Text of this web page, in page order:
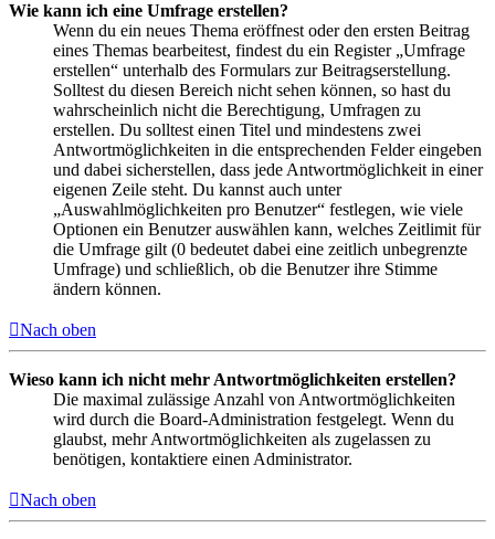
Wie kann ich eine Umfrage erstellen?
Wenn du ein neues Thema eröffnest oder den ersten Beitrag
eines Themas bearbeitest, findest du ein Register „Umfrage
erstellen“ unterhalb des Formulars zur Beitragserstellung.
Solltest du diesen Bereich nicht sehen können, so hast du
wahrscheinlich nicht die Berechtigung, Umfragen zu
erstellen. Du solltest einen Titel und mindestens zwei
Antwortmöglichkeiten in die entsprechenden Felder eingeben
und dabei sicherstellen, dass jede Antwortmöglichkeit in einer
eigenen Zeile steht. Du kannst auch unter
„Auswahlmöglichkeiten pro Benutzer“ festlegen, wie viele
Optionen ein Benutzer auswählen kann, welches Zeitlimit für
die Umfrage gilt (0 bedeutet dabei eine zeitlich unbegrenzte
Umfrage) und schließlich, ob die Benutzer ihre Stimme
ändern können.
Nach oben
Wieso kann ich nicht mehr Antwortmöglichkeiten erstellen?
Die maximal zulässige Anzahl von Antwortmöglichkeiten
wird durch die Board-Administration festgelegt. Wenn du
glaubst, mehr Antwortmöglichkeiten als zugelassen zu
benötigen, kontaktiere einen Administrator.
Nach oben